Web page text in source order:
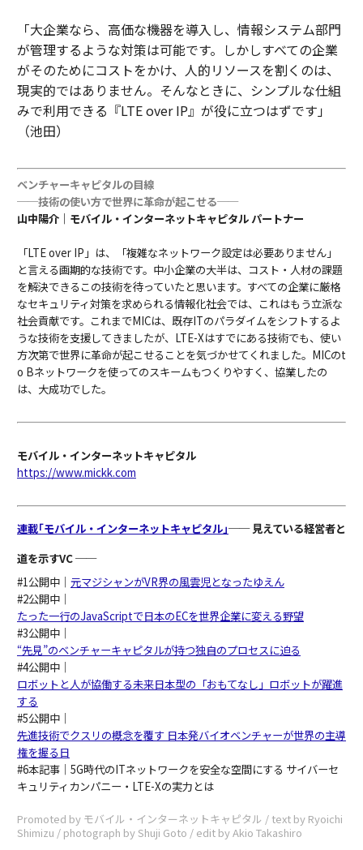
「大企業なら、高価な機器を導入し、情報システム部門
が管理するような対策は可能です。しかしすべての企業
がそのためにコストをかけ、人的リソースを割くのは、
現実的ではありません。そんなときに、シンプルな仕組
みで利用できる『LTE over IP』が役に立つはずです」
（池田）
ベンチャーキャピタルの目線
──技術の使い方で世界に革命が起こせる──
山中陽介｜モバイル・インターネットキャピタル パートナー
「LTE over IP」は、「複雑なネットワーク設定は必要ありません」
と言える画期的な技術です。中小企業の大半は、コスト・人材の課題
を解決できるこの技術を待っていたと思います。すべての企業に厳格
なセキュリティ対策を求められる情報化社会では、これはもう立派な
社会貢献です。これまでMICは、既存ITのパラダイムをシフトするよ
うな技術を支援してきましたが、LTE-Xはすでにある技術でも、使い
方次第で世界に革命が起こせることを気づかせてくれました。MICのt
o Bネットワークを使ってのスキームもつくりやすく、協業したの
は、大成功でした。
モバイル・インターネットキャピタル
https://www.mickk.com
連載｢モバイル・インターネットキャピタル｣── 見えている経営者と
道を示すVC ──
#1公開中｜ 元マジシャンがVR界の風雲児となったゆえん
#2公開中｜
たった一行のJavaScriptで日本のECを世界企業に変える野望
#3公開中｜
“先見”のベンチャーキャピタルが持つ独自のプロセスに迫る
#4公開中｜
ロボットと人が協働する未来日本型の「おもてなし」ロボットが躍進
する
#5公開中｜
先進技術でクスリの概念を覆す 日本発バイオベンチャーが世界の主導
権を握る日
#6本記事｜5G時代のITネットワークを安全な空間にする サイバーセ
キュリティカンパニー・LTE-Xの実力とは
Promoted by モバイル・インターネットキャピタル / text by Ryoichi
Shimizu / photograph by Shuji Goto / edit by Akio Takashiro